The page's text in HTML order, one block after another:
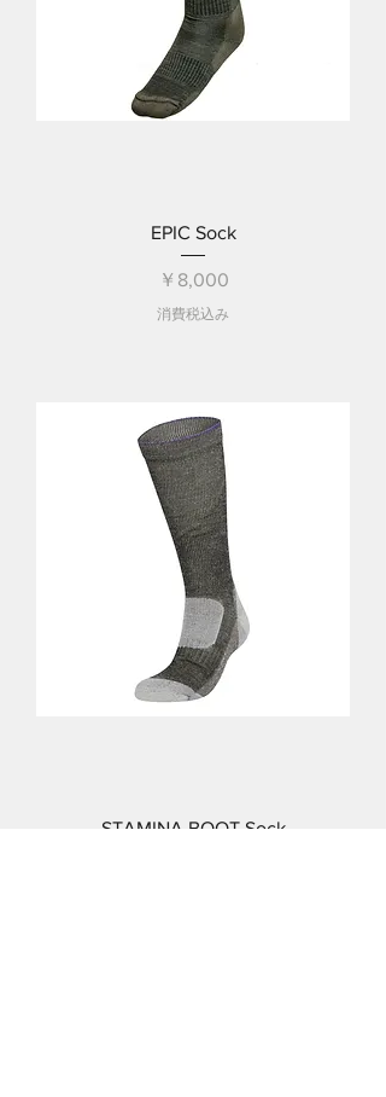
EPIC Sock
価格
￥8,000
消費税込み
STAMINA BOOT Sock